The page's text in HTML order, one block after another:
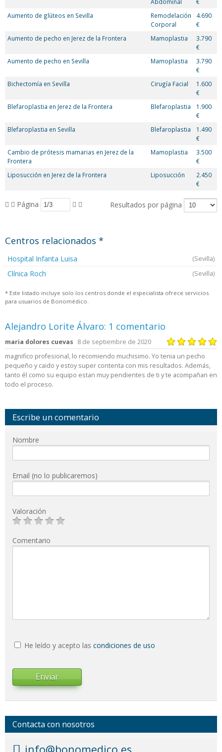
Abdominal
€
Aumento de glúteos en Sevilla
Remodelación
Corporal
4.690
€
Aumento de pecho en Jerez de la Frontera
Mamoplastia
3.790
€
Aumento de pecho en Sevilla
Mamoplastia
3.790
€
Bichectomía en Sevilla
Cirugía Facial
1.600
€
Blefaroplastia en Jerez de la Frontera
Blefaroplastia
1.900
€
Blefaroplastia en Sevilla
Blefaroplastia
1.490
€
Cambio de prótesis mamarias en Jerez de la
Frontera
Mamoplastia
3.500
€
Liposucción en Jerez de la Frontera
Liposucción
2.450
€
Página Resultados por página
Centros relacionados *
Hospital Infanta Luisa (Sevilla)
Clínica Roch (Sevilla)
* Este listado incluye solo los centros donde el especialista ofrece servicios
para usuarios de Bonomédico.
Alejandro Lorite Álvaro: 1 comentario
maria dolores cuevas 8 de septiembre de 2020
magnifico profesional, lo recomiendo muchisimo. Yo tenia un pecho
pequeño y caido y estoy super contenta con mis resultados. Además,
tanto él como su equipo estan muy pendientes de ti y te acompañan en
todo el proceso.
Escribe un comentario
Nombre
Email (no lo publicaremos)
Valoración
Comentario
He leído y acepto las condiciones de uso
Enviar
Contacta con nosotros
info@bonomedico.es